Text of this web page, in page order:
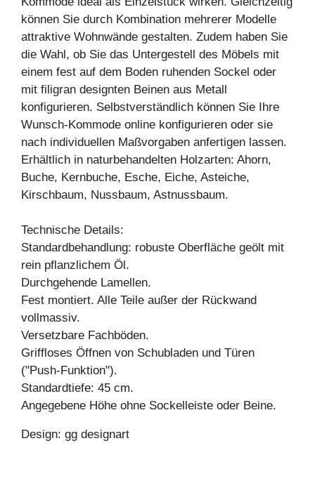
können Sie durch Kombination mehrerer Modelle
attraktive Wohnwände gestalten. Zudem haben Sie
die Wahl, ob Sie das Untergestell des Möbels mit
einem fest auf dem Boden ruhenden Sockel oder
mit filigran designten Beinen aus Metall
konfigurieren. Selbstverständlich können Sie Ihre
Wunsch-Kommode online konfigurieren oder sie
nach individuellen Maßvorgaben anfertigen lassen.
Erhältlich in naturbehandelten Holzarten: Ahorn,
Buche, Kernbuche, Esche, Eiche, Asteiche,
Kirschbaum, Nussbaum, Astnussbaum.
Technische Details:
Standardbehandlung: robuste Oberfläche geölt mit
rein pflanzlichem Öl.
Durchgehende Lamellen.
Fest montiert. Alle Teile außer der Rückwand
vollmassiv.
Versetzbare Fachböden.
Griffloses Öffnen von Schubladen und Türen
("Push-Funktion").
Standardtiefe: 45 cm.
Angegebene Höhe ohne Sockelleiste oder Beine.
Design: gg designart